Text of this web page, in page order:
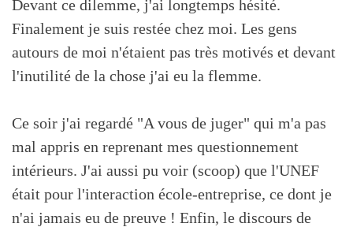
Devant ce dilemme, j'ai longtemps hésité.
Finalement je suis restée chez moi. Les gens
autours de moi n'étaient pas très motivés et devant
l'inutilité de la chose j'ai eu la flemme.
Ce soir j'ai regardé "A vous de juger" qui m'a pas
mal appris en reprenant mes questionnement
intérieurs. J'ai aussi pu voir (scoop) que l'UNEF
était pour l'interaction école-entreprise, ce dont je
n'ai jamais eu de preuve ! Enfin, le discours de